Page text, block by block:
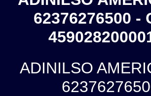
62376276500 -
ADINILSO